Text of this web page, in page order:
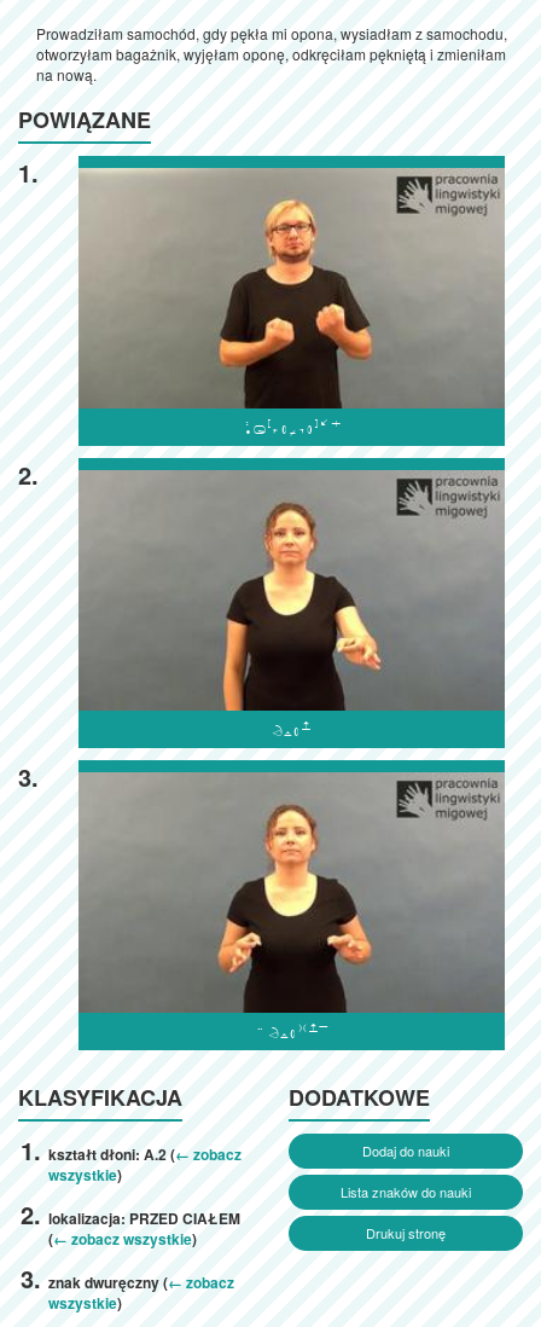
Prowadziłam samochód, gdy pękła mi opona, wysiadłam z samochodu,
otworzyłam bagażnik, wyjęłam oponę, odkręciłam pękniętą i zmieniłam
na nową.
POWIĄZANE
1.

2.

3.

KLASYFIKACJA
kształt dłoni: A.2 (← zobacz
wszystkie)
lokalizacja: PRZED CIAŁEM
(← zobacz wszystkie)
znak dwuręczny (← zobacz
wszystkie)
DODATKOWE
Dodaj do nauki
Lista znaków do nauki
Drukuj stronę